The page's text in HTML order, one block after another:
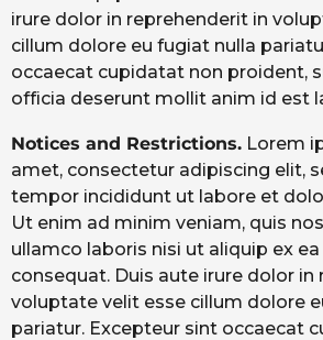
irure dolor in reprehenderit in
cillum dolore eu fugiat nulla
occaecat cupidatat non proident,
officia deserunt mollit anim id est
Notices and Restrictions. Lorem
amet, consectetur adipiscing elit,
tempor incididunt ut labore et
Ut enim ad minim veniam, quis
ullamco laboris nisi ut aliquip ex
consequat. Duis aute irure dolor in
voluptate velit esse cillum dolore
pariatur. Excepteur sint occaecat